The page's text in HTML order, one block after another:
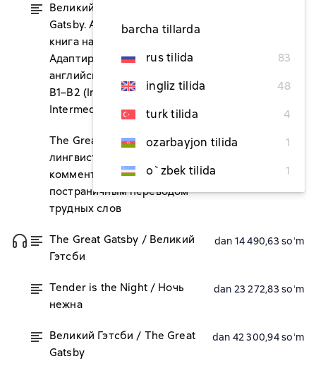
barcha tillarda
rus tilida
83
ingliz tilida
48
turk tilida
4
ozarbayjon tilida
1
o`zbek tilida
1
Великий Гэтсби / The Great
Gatsby. Адаптированная
книга на английском языке.
Адаптированная книга на
английском языке. Уровень
B1–B2 (Intermediate – Upper-
Intermediate)
The Great Gatsby. Подробный
лингвистический
комментарий с
постраничным переводом
трудных слов
dan 64 695,55 soʻm
The Great Gatsby / Великий
Гэтсби
dan 14 490,63 soʻm
Tender is the Night / Ночь
нежна
dan 23 272,83 soʻm
Великий Гэтсби / The Great
Gatsby
dan 42 300,94 soʻm